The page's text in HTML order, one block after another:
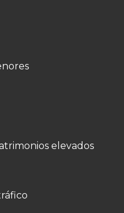
elevados